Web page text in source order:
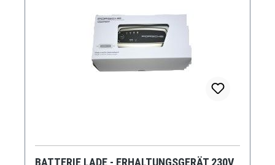
BATTERIE LADE - ERHALTUNGSGERÄT 230V